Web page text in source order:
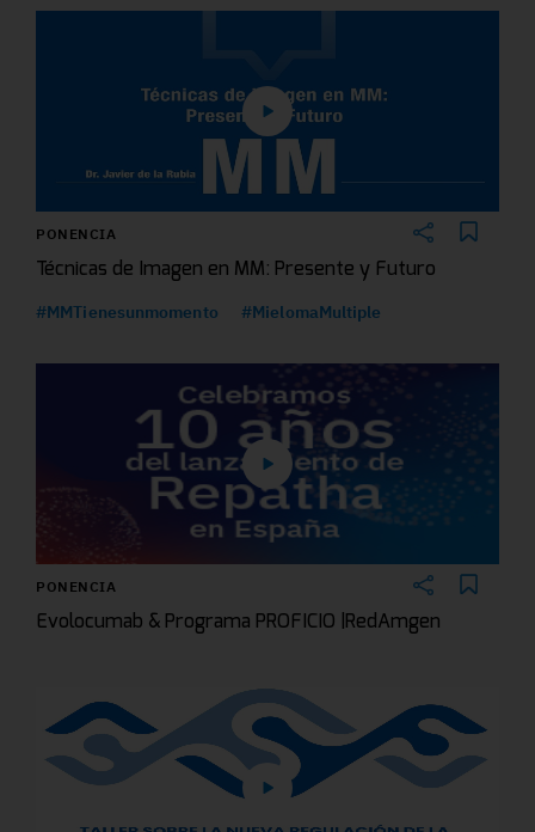
PONENCIA
Técnicas de Imagen en MM: Presente y Futuro
#MMTienesunmomento #MielomaMultiple
PONENCIA
Evolocumab & Programa PROFICIO |RedAmgen